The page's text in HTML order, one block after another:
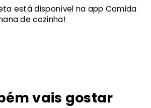
está disponível na app Comida
de cozinha!
vais gostar